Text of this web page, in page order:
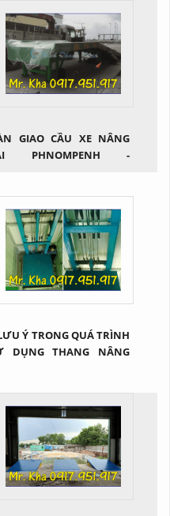
GIAO CẦU XE NÂNG
PHNOMPENH -
Ý TRONG QUÁ TRÌNH
DỤNG THANG NÂNG